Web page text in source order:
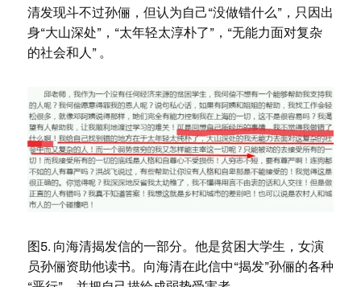
清发现斗不过孙俪，但认为自己“没做错什么”，只因出
身“大山深处”，“太年轻太淳朴了”，“无能力面对复杂
的社会和人” 。
图5. 向海清揭发信的一部分。他是贫困大学生，女演
员孙俪资助他读书。向海清在此信中“揭发”孙俪的各种